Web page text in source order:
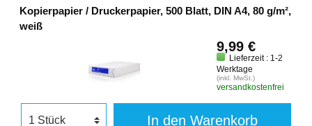
Kopierpapier / Druckerpapier, 500 Blatt, DIN A4, 80 g/m²,
weiß
9,99 €
Lieferzeit : 1-2
Werktage
(inkl. MwSt.)
versandkostenfrei
In den Warenkorb